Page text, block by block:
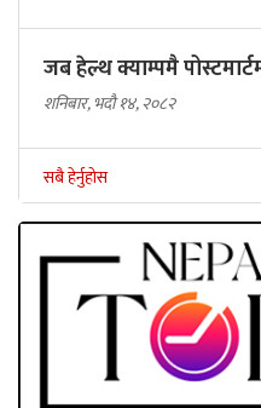
जब हेल्थ क्याम्पमै
शनिबार, भदौ १४, २०८२
सबै हेर्नुहोस